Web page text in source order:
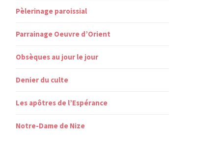
Pèlerinage paroissial
Parrainage Oeuvre d’Orient
Obsèques au jour le jour
Denier du culte
Les apôtres de l’Espérance
Notre-Dame de Nize